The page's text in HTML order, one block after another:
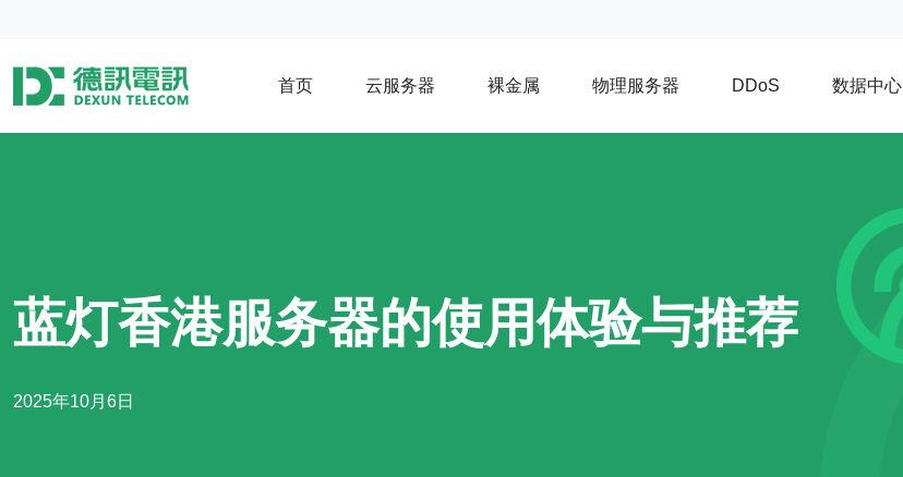
首页 云服务器 裸金属 物理服务器 DDoS 数据中心
蓝灯香港服务器的使用体验与推荐
2025年10月6日